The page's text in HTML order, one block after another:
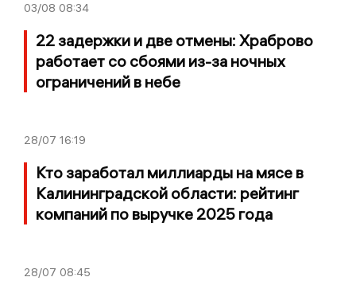
03/08 08:34
22 задержки и две отмены: Храброво
работает со сбоями из-за ночных
ограничений в небе
28/07 16:19
Кто заработал миллиарды на мясе в
Калининградской области: рейтинг
компаний по выручке 2025 года
28/07 08:45